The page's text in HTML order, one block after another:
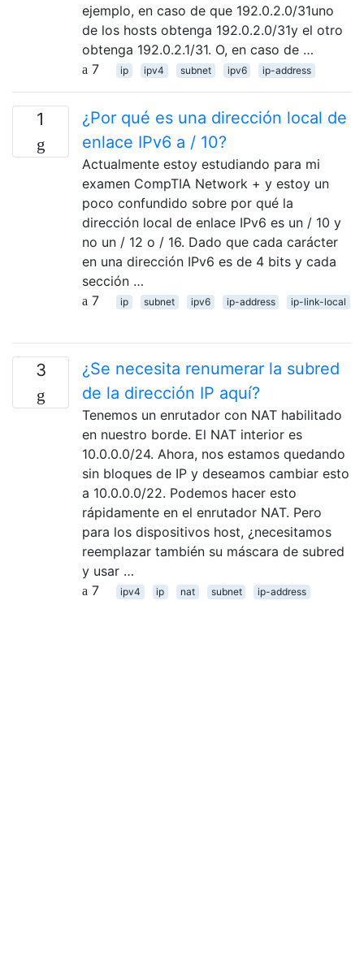
ejemplo, en caso de que 192.0.2.0/31uno
de los hosts obtenga 192.0.2.0/31y el otro
obtenga 192.0.2.1/31. O, en caso de …
7
ip ipv4 subnet ipv6 ip-address
1
¿Por qué es una dirección local de
enlace IPv6 a / 10?
Actualmente estoy estudiando para mi
examen CompTIA Network + y estoy un
poco confundido sobre por qué la
dirección local de enlace IPv6 es un / 10 y
no un / 12 o / 16. Dado que cada carácter
en una dirección IPv6 es de 4 bits y cada
sección …
7
ip subnet ipv6 ip-address ip-link-local
3
¿Se necesita renumerar la subred
de la dirección IP aquí?
Tenemos un enrutador con NAT habilitado
en nuestro borde. El NAT interior es
10.0.0.0/24. Ahora, nos estamos quedando
sin bloques de IP y deseamos cambiar esto
a 10.0.0.0/22. Podemos hacer esto
rápidamente en el enrutador NAT. Pero
para los dispositivos host, ¿necesitamos
reemplazar también su máscara de subred
y usar …
7
ipv4 ip nat subnet ip-address